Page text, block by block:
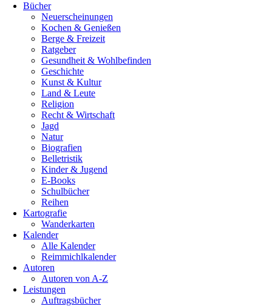
Bücher
Neuerscheinungen
Kochen & Genießen
Berge & Freizeit
Ratgeber
Gesundheit & Wohlbefinden
Geschichte
Kunst & Kultur
Land & Leute
Religion
Recht & Wirtschaft
Jagd
Natur
Biografien
Belletristik
Kinder & Jugend
E-Books
Schulbücher
Reihen
Kartografie
Wanderkarten
Kalender
Alle Kalender
Reimmichlkalender
Autoren
Autoren von A-Z
Leistungen
Auftragsbücher